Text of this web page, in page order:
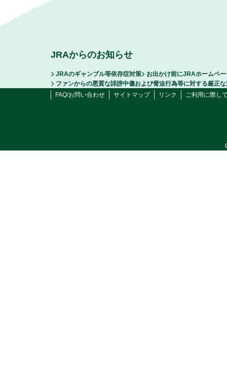
JRAからのお知らせ
JRAのギャンブル等依存症対策
お出かけ前にJRAホームペ
ファンからの悪質な誹謗中傷および脅迫行為等に対する厳正
FAQ/お問い合わせ
サイトマップ リンク ご利用に際し